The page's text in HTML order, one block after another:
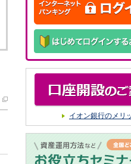
イオン銀行のメリ